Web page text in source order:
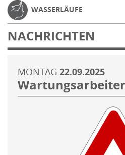
WASSERLÄUFE
NACHRICHTEN
MONTAG 22.09.2025